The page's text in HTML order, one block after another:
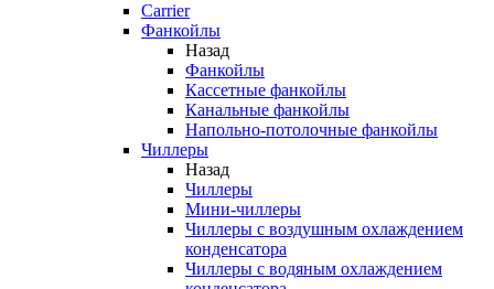
Carrier
Фанкойлы
Назад
Фанкойлы
Кассетные фанкойлы
Канальные фанкойлы
Напольно-потолочные фанкойлы
Чиллеры
Назад
Чиллеры
Мини-чиллеры
Чиллеры с воздушным охлаждением
конденсатора
Чиллеры с водяным охлаждением